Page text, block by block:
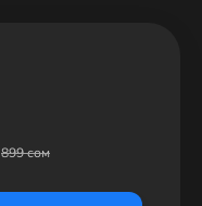
899 сом